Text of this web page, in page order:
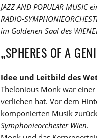
JAZZ AND POPULAR
RADIO-
im Goldenen Saal des
„SPHERES OF A
Idee und Leitbild des
Thelonious Monk war
verliehen hat. Vor dem
komponierten Musik
Symphonieorchester Wien.